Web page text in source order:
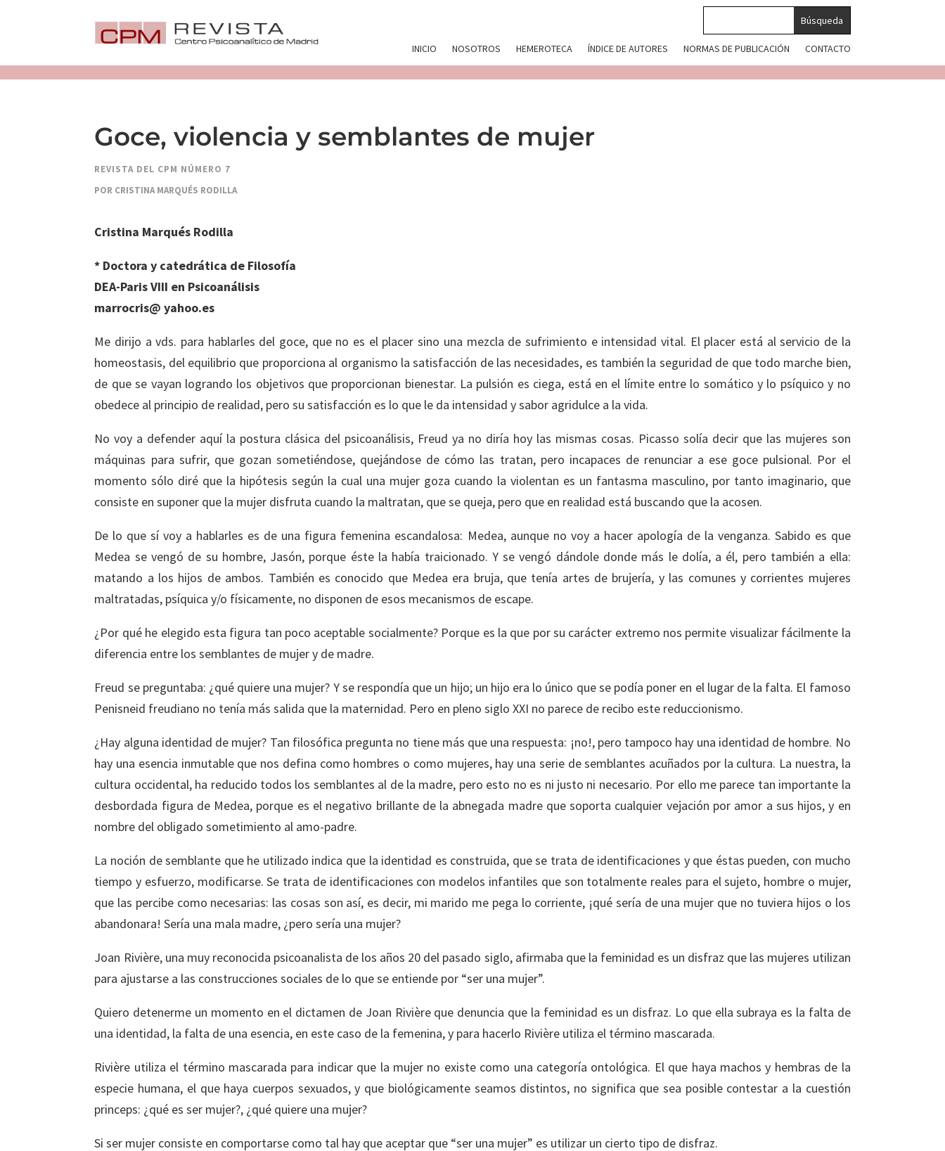
INICIO NOSOTROS HEMEROTECA ÍNDICE DE AUTORES NORMAS DE PUBLICACIÓN CONTACTO
Goce, violencia y semblantes de mujer
REVISTA DEL CPM NÚMERO 7
POR CRISTINA MARQUÉS RODILLA
Cristina Marqués Rodilla
* Doctora y catedrática de Filosofía
DEA-Paris VIII en Psicoanálisis
marrocris@ yahoo.es
Me dirijo a vds. para hablarles del goce, que no es el placer sino una mezcla de sufrimiento e intensidad vital. El placer está al servicio de la
homeostasis, del equilibrio que proporciona al organismo la satisfacción de las necesidades, es también la seguridad de que todo marche bien,
de que se vayan logrando los objetivos que proporcionan bienestar. La pulsión es ciega, está en el límite entre lo somático y lo psíquico y no
obedece al principio de realidad, pero su satisfacción es lo que le da intensidad y sabor agridulce a la vida.
No voy a defender aquí la postura clásica del psicoanálisis, Freud ya no diría hoy las mismas cosas. Picasso solía decir que las mujeres son
máquinas para sufrir, que gozan sometiéndose, quejándose de cómo las tratan, pero incapaces de renunciar a ese goce pulsional. Por el
momento sólo diré que la hipótesis según la cual una mujer goza cuando la violentan es un fantasma masculino, por tanto imaginario, que
consiste en suponer que la mujer disfruta cuando la maltratan, que se queja, pero que en realidad está buscando que la acosen.
De lo que sí voy a hablarles es de una figura femenina escandalosa: Medea, aunque no voy a hacer apología de la venganza. Sabido es que
Medea se vengó de su hombre, Jasón, porque éste la había traicionado. Y se vengó dándole donde más le dolía, a él, pero también a ella:
matando a los hijos de ambos. También es conocido que Medea era bruja, que tenía artes de brujería, y las comunes y corrientes mujeres
maltratadas, psíquica y/o físicamente, no disponen de esos mecanismos de escape.
¿Por qué he elegido esta figura tan poco aceptable socialmente? Porque es la que por su carácter extremo nos permite visualizar fácilmente la
diferencia entre los semblantes de mujer y de madre.
Freud se preguntaba: ¿qué quiere una mujer? Y se respondía que un hijo; un hijo era lo único que se podía poner en el lugar de la falta. El famoso
Penisneid freudiano no tenía más salida que la maternidad. Pero en pleno siglo XXI no parece de recibo este reduccionismo.
¿Hay alguna identidad de mujer? Tan filosófica pregunta no tiene más que una respuesta: ¡no!, pero tampoco hay una identidad de hombre. No
hay una esencia inmutable que nos defina como hombres o como mujeres, hay una serie de semblantes acuñados por la cultura. La nuestra, la
cultura occidental, ha reducido todos los semblantes al de la madre, pero esto no es ni justo ni necesario. Por ello me parece tan importante la
desbordada figura de Medea, porque es el negativo brillante de la abnegada madre que soporta cualquier vejación por amor a sus hijos, y en
nombre del obligado sometimiento al amo-padre.
La noción de semblante que he utilizado indica que la identidad es construida, que se trata de identificaciones y que éstas pueden, con mucho
tiempo y esfuerzo, modificarse. Se trata de identificaciones con modelos infantiles que son totalmente reales para el sujeto, hombre o mujer,
que las percibe como necesarias: las cosas son así, es decir, mi marido me pega lo corriente, ¡qué sería de una mujer que no tuviera hijos o los
abandonara! Sería una mala madre, ¿pero sería una mujer?
Joan Rivière, una muy reconocida psicoanalista de los años 20 del pasado siglo, afirmaba que la feminidad es un disfraz que las mujeres utilizan
para ajustarse a las construcciones sociales de lo que se entiende por “ser una mujer”.
Quiero detenerme un momento en el dictamen de Joan Rivière que denuncia que la feminidad es un disfraz. Lo que ella subraya es la falta de
una identidad, la falta de una esencia, en este caso de la femenina, y para hacerlo Rivière utiliza el término mascarada.
Rivière utiliza el término mascarada para indicar que la mujer no existe como una categoría ontológica. El que haya machos y hembras de la
especie humana, el que haya cuerpos sexuados, y que biológicamente seamos distintos, no significa que sea posible contestar a la cuestión
princeps: ¿qué es ser mujer?, ¿qué quiere una mujer?
Si ser mujer consiste en comportarse como tal hay que aceptar que “ser una mujer” es utilizar un cierto tipo de disfraz.